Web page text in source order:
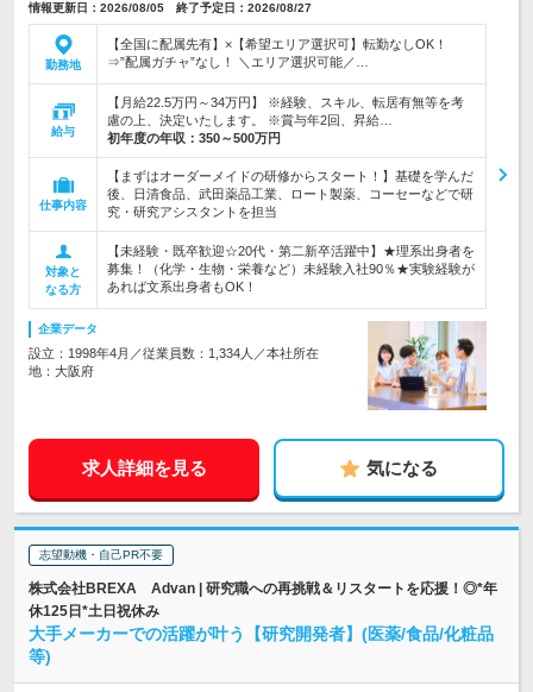
情報更新日：2026/08/05 終了予定日：2026/08/27
勤務地
【全国に配属先有】×【希望エリア選択可】転勤なしOK！
⇒”配属ガチャ”なし！ ＼エリア選択可能／…
給与
【月給22.5万円～34万円】 ※経験、スキル、転居有無等を考
慮の上、決定いたします。 ※賞与年2回、昇給…
初年度の年収： 350～500万円
仕事内容
【まずはオーダーメイドの研修からスタート！】基礎を学んだ
後、日清食品、武田薬品工業、ロート製薬、コーセーなどで研
究・研究アシスタントを担当
対象と
なる方
【未経験・既卒歓迎☆20代・第二新卒活躍中】★理系出身者を
募集！（化学・生物・栄養など）未経験入社90％★実験経験が
あれば文系出身者もOK！
企業データ
設立：1998年4月／従業員数：1,334人／本社所在
地：大阪府
求人詳細を見る 気になる
志望動機・自己PR不要
株式会社BREXA Advan | 研究職への再挑戦＆リスタートを応援！◎*年
休125日*土日祝休み
大手メーカーでの活躍が叶う【研究開発者】(医薬/食品/化粧品
等)